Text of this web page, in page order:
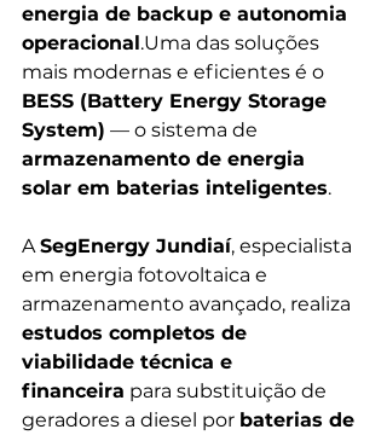
energia de backup e autonomia
operacional.Uma das soluções
mais modernas e eficientes é o
BESS (Battery Energy Storage
System) — o sistema de
armazenamento de energia
solar em baterias inteligentes.
A SegEnergy Jundiaí, especialista
em energia fotovoltaica e
armazenamento avançado, realiza
estudos completos de
viabilidade técnica e
financeira para substituição de
geradores a diesel por baterias de